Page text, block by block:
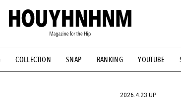
COLLECTION SNAP RANKING YOUTUBE
ミット #NEW VINTAGE #マイナーグッド図鑑
#AH.H #ととけん #FASHION #MUSIC
2026.4.23 UP